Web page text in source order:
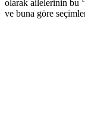
olarak ailelerinin bu
ve buna göre